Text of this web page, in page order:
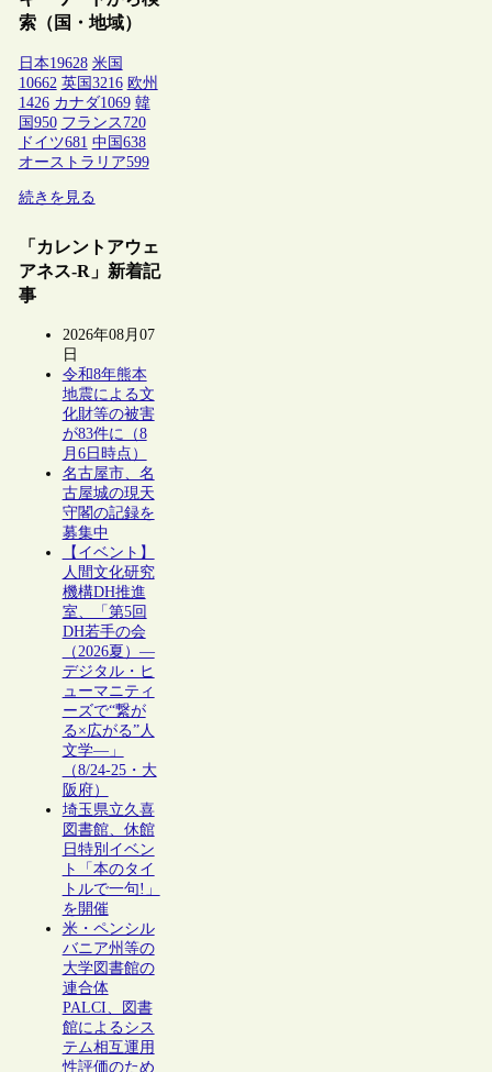
索（国・地域）
日本19628 米国
10662 英国 3216 欧州
1426 カナダ1069 韓
国 950 フランス 720
ドイツ681 中国 638
オーストラリア599
続きを見る
「カレントアウェ
アネス-R」新着記
事
2026年08月07
日
令和8年熊本
地震による文
化財等の被害
が83件に（8
月6日時点）
名古屋市、名
古屋城の現天
守閣の記録を
募集中
【イベント】
人間文化研究
機構DH推進
室、「第5回
DH若手の会
（2026夏）―
デジタル・ヒ
ューマニティ
ーズで“繋が
る×広がる”人
文学―」
（8/24-25・大
阪府）
埼玉県立久喜
図書館、休館
日特別イベン
ト「本のタイ
トルで一句!」
を開催
米・ペンシル
バニア州等の
大学図書館の
連合体
PALCI、図書
館によるシス
テム相互運用
性評価のため